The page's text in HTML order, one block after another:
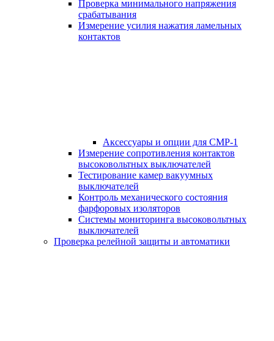
Проверка минимального напряжения
срабатывания
Измерение усилия нажатия ламельных
контактов
Аксессуары и опции для СМР-1
Измерение сопротивления контактов
высоковольтных выключателей
Тестирование камер вакуумных
выключателей
Контроль механического состояния
фарфоровых изоляторов
Системы мониторинга высоковольтных
выключателей
Проверка релейной защиты и автоматики